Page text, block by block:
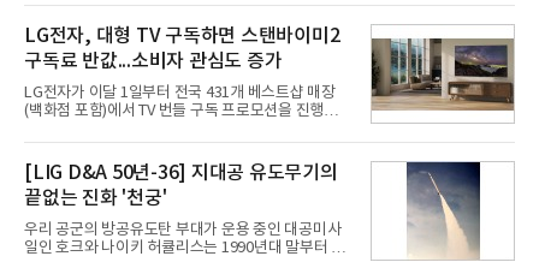
은 4884억
는 2035년까지 총 15GW(기가와트) 규모의 AI DC를
구축하겠다는 대형 청사진을 제시하면서다. 이에 따
라 경쟁 구도 역시 이동통신사인 KT, LG유플러스를
넘어 네이버, 삼성SDS 등 IT 인프라 기업으로 확장되
고 있다.7일 SK텔레콤에 따르면 회사는 올해 2분기
연결 기준 매출 4조 3591억원, 영업이익 5660억원을
기록했다. 매출은 전년 동기 대비 0.5%, 영업이익은
따른 기저효과가 실
LG전자, 대형 TV 구독하면 스탠바이미2
구독료 반값...소비자 관심도 증가
LG전자가 이달 1일부터 전국 431개 베스트샵 매장
(백화점 포함)에서 TV 번들 구독 프로모션을 진행하고
인해주는 프로모션이다.대상 제품은 65·77·83형 올
레드, 75·86·100형 마이크로 RGB, 75·86형 미니
RGB 등 거실용 TV로 인기가 높은 베스트셀러 TV 20
개 모델이며, 동시 구독 계약 시 스탠바이미2(모델명
27LX6TPGA) 구독료를 50% 할인 받을 수 있다. 프로
모션 대상 모델과 혜택, 구독료 등 프로모션 세부 사항
은 베스트샵 판매 매니저에게 문의하면 자세히 안내
[LIG D&A 50년-36] 지대공 유도무기의
끝없는 진화 '천궁'
우리 공군의 방공유도탄 부대가 운용 중인 대공미사
일인 호크와 나이키 허큘리스는 1990년대 말부터 성